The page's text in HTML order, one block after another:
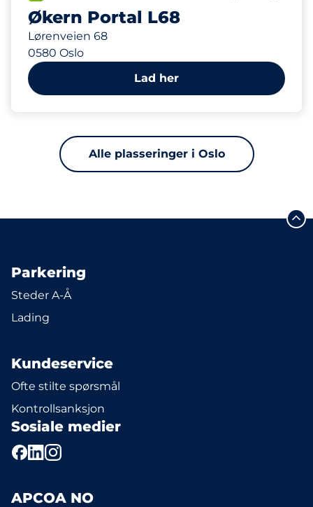
Økern Portal L68
Lørenveien 68
0580 Oslo
Lad her
Alle plasseringer i Oslo
Parkering
Steder A-Å
Lading
Kundeservice
Ofte stilte spørsmål
Kontrollsanksjon
Sosiale medier
APCOA NO